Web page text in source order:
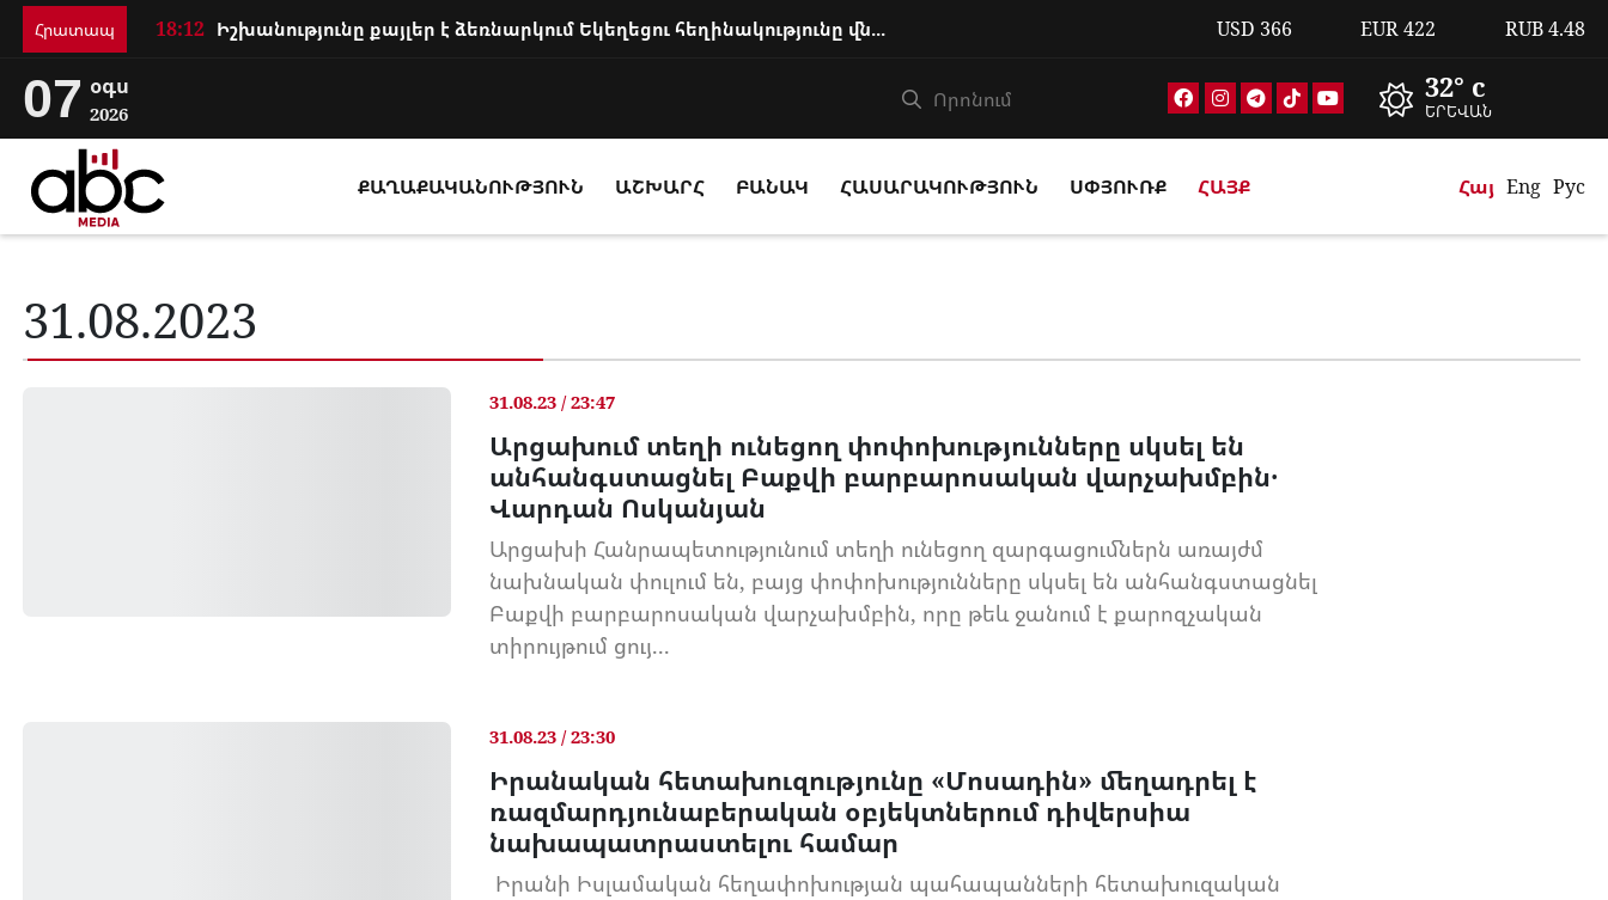
Հրատապ 18:12 Իշխանությունը քայլեր է ձեռնարկում Եկեղեցու հեղինակությունը վնասելու, ինք... USD 366 EUR422 RUB4.48
07 օգս
2026
32° c
ԵՐԵՎԱՆ
ՔԱՂԱՔԱԿԱՆՈՒԹՅՈՒՆ ԱՇԽԱՐՀ ԲԱՆԱԿ ՀԱՍԱՐԱԿՈՒԹՅՈՒՆ ՍՓՅՈՒՌՔ ՀԱՅՔ Հայ Eng Рус
31.08.2023
31.08.23 / 23:47
Արցախում տեղի ունեցող փոփոխությունները սկսել են
անհանգստացնել Բաքվի բարբարոսական վարչախմբին․
Վարդան Ոսկանյան
Արցախի Հանրապետությունում տեղի ունեցող զարգացումներն առայժմ
նախնական փուլում են, բայց փոփոխությունները սկսել են անհանգստացնել
Բաքվի բարբարոսական վարչախմբին, որը թեև ջանում է քարոզչական
տիրույթում ցույ...
31.08.23 / 23:30
Իրանական հետախուզությունը «Մոսադին» մեղադրել է
ռազմարդյունաբերական օբյեկտներում դիվերսիա
նախապատրաստելու համար
Իրանի Իսլամական հեղափոխության պահապանների հետախուզական